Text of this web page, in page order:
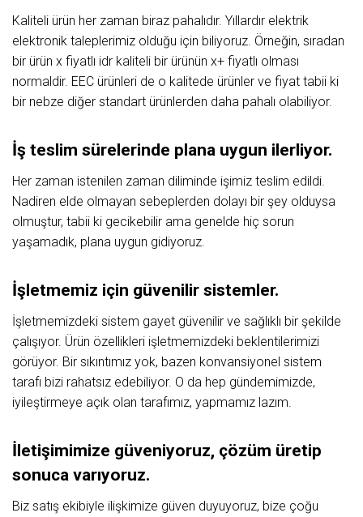
Kaliteli ürün her zaman biraz pahalıdır. Yıllardır elektrik
elektronik taleplerimiz olduğu için biliyoruz. Örneğin, sıradan
bir ürün x fiyatlı idr kaliteli bir ürünün x+ fiyatlı olması
normaldir. EEC ürünleri de o kalitede ürünler ve fiyat tabii ki
bir nebze diğer standart ürünlerden daha pahalı olabiliyor.
İş teslim sürelerinde plana uygun ilerliyor.
Her zaman istenilen zaman diliminde işimiz teslim edildi.
Nadiren elde olmayan sebeplerden dolayı bir şey olduysa
olmuştur, tabii ki gecikebilir ama genelde hiç sorun
yaşamadık, plana uygun gidiyoruz.
İşletmemiz için güvenilir sistemler.
İşletmemizdeki sistem gayet güvenilir ve sağlıklı bir şekilde
çalışıyor. Ürün özellikleri işletmemizdeki beklentilerimizi
görüyor. Bir sıkıntımız yok, bazen konvansiyonel sistem
tarafı bizi rahatsız edebiliyor. O da hep gündemimizde,
iyileştirmeye açık olan tarafımız, yapmamız lazım.
İletişimimize güveniyoruz, çözüm üretip
sonuca varıyoruz.
Biz satış ekibiyle ilişkimize güven duyuyoruz, bize çoğu